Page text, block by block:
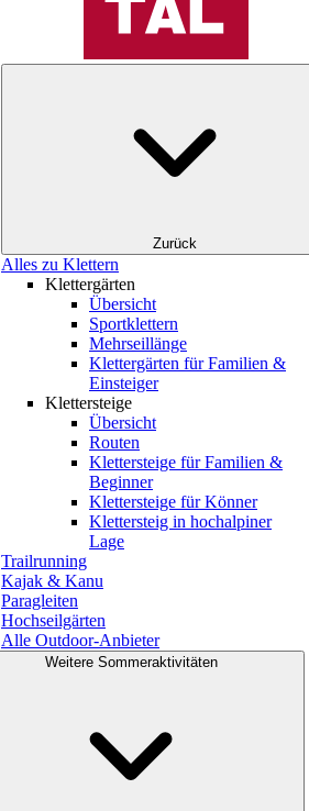
Zurück
Alles zu Klettern
Klettergärten
Übersicht
Sportklettern
Mehrseillänge
Klettergärten für Familien &
Einsteiger
Klettersteige
Übersicht
Routen
Klettersteige für Familien &
Beginner
Klettersteige für Könner
Klettersteig in hochalpiner
Lage
Trailrunning
Kajak & Kanu
Paragleiten
Hochseilgärten
Alle Outdoor-Anbieter
Weitere Sommeraktivitäten